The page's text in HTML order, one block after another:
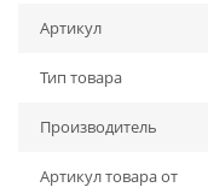
Артикул
Тип товара
Производитель
Артикул товара от